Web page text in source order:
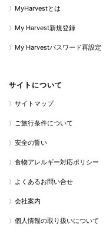
MyHarvestとは
My Harvest新規登録
My Harvestパスワード再設定
サイトについて
サイトマップ
ご旅行条件について
安全の誓い
食物アレルギー対応ポリシー
よくあるお問い合せ
会社案内
個人情報の取り扱いについて